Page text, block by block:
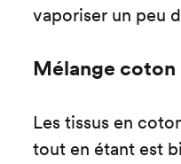
vaporiser un peu
Mélange coton
Les tissus en
tout en étant est